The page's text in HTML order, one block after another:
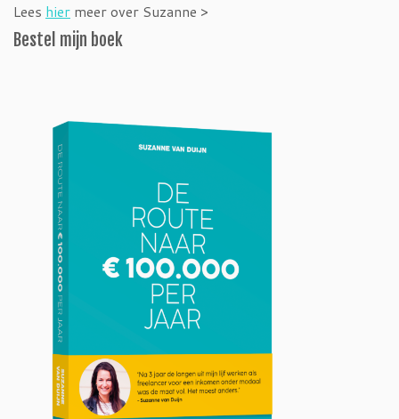
Lees hier meer over Suzanne >
Bestel mijn boek